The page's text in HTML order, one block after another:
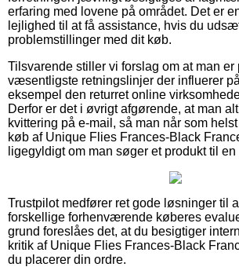
erfaring med lovene på området. Det er
lejlighed til at få assistance, hvis du
problemstillinger med dit køb.
Tilsvarende stiller vi forslag om at man
væsentligste retningslinjer der influerer
eksempel den returret online
Derfor er det i øvrigt afgørende, at man
kvittering på e-mail, så man når som
køb af Unique Flies Frances-Black
ligegyldigt om man søger et produkt til
Trustpilot medfører ret gode løsninger til
forskellige forhenværende køberes
grund foreslåes det, at du besigtiger
kritik af Unique Flies Frances-Black
du placerer din ordre.